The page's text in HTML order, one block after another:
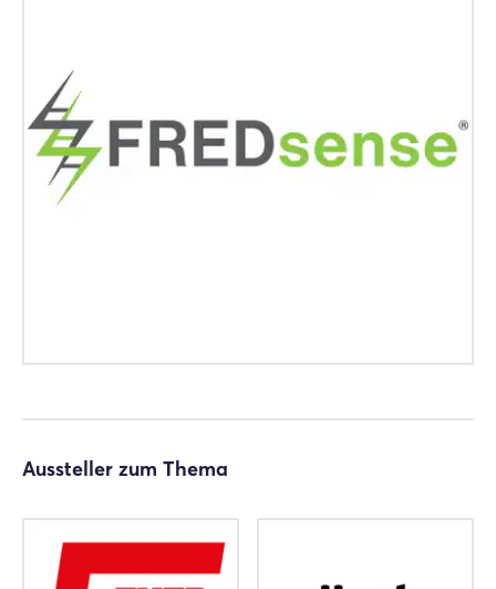
Aussteller zum Thema
Passwort vergessen?